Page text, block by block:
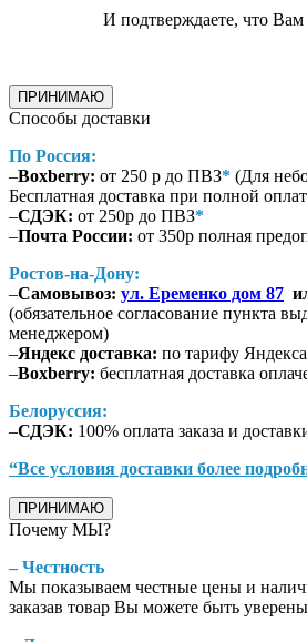
И подтверждаете, что Вам
ПРИНИМАЮ
Способы доставки
По Россия:
–Boxberry: от 250 р до ПВЗ* (Для
Бесплатная доставка при полной
–СДЭК: от 250р до ПВЗ*
–Почта России: от 350р полная
Ростов-на-Дону:
–Самовывоз: ул. Еременко дом 87
(обязательное согласование пункта
менеджером)
–Яндекс доставка: по тарифу Яндекса
–Boxberry: бесплатная доставка
Белоруссия:
–СДЭК: 100% оплата заказа и
“Все условия доставки более
ПРИНИМАЮ
Почему МЫ?
– Честность
Мы показываем честные цены и
заказав товар Вы можете быть